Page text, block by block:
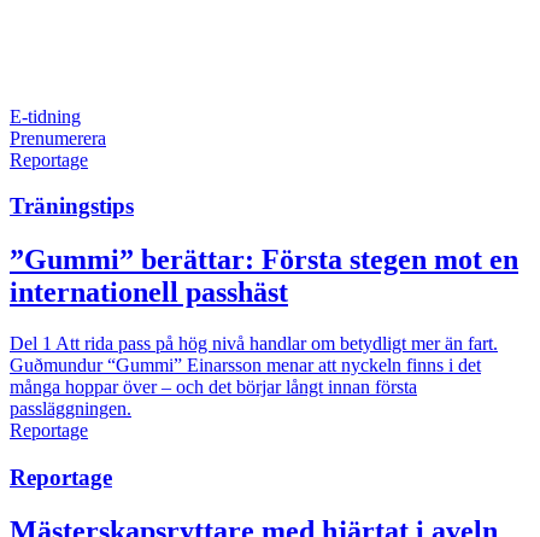
E-tidning
Prenumerera
Reportage
Träningstips
”Gummi” berättar: Första stegen mot en
internationell passhäst
Del 1 Att rida pass på hög nivå handlar om betydligt mer än fart.
Guðmundur “Gummi” Einarsson menar att nyckeln finns i det
många hoppar över – och det börjar långt innan första
passläggningen.
Reportage
Reportage
Mästerskapsryttare med hjärtat i aveln